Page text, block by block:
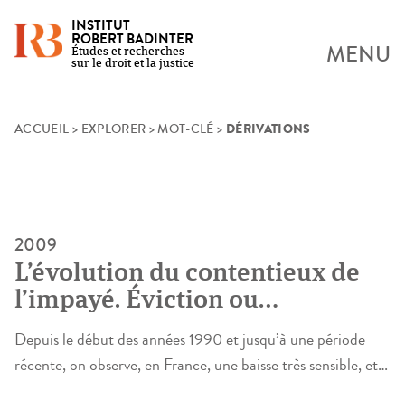
Skip
INSTITUT
ROBERT BADINTER
Études et recherches
sur le droit et la justice
MENU
ACCUEIL > EXPLORER >MOT-CLÉ > DÉRIVATIONS
2009
L’évolution du contentieux de
l’impayé. Éviction ou
déplacement du rôle du juge ?
Depuis le début des années 1990 et jusqu’à une période
récente, on observe, en France, une baisse très sensible, et